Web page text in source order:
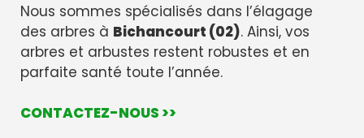
Nous sommes spécialisés dans l’élagage
des arbres à Bichancourt (02). Ainsi, vos
arbres et arbustes restent robustes et en
parfaite santé toute l’année.
CONTACTEZ-NOUS >>